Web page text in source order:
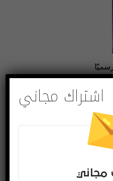
أعلنت ريدمي اليوم رسميًا عن
هاتف ريدمي K30 برو المنتظر،
والهادف يدمج بين التصميم
المميز والمواصفات الرائدة مع
قدومه بسعر منخفض جدًا!
الهاتف يأتي مع شاشة ضخمة
كما أن الشاشة كاملة…
اشتراك مجاني
مجاني